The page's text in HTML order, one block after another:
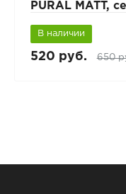
PURAL MATT,
В наличии
520 руб. 650